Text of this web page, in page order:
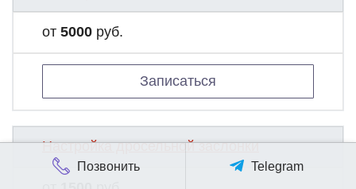
от 5000 руб.
Записаться
Настройка дросельной заслонки
Позвонить Telegram